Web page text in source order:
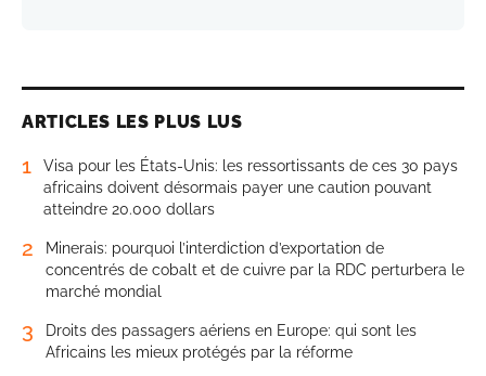
ARTICLES LES PLUS LUS
1
Visa pour les États-Unis: les ressortissants de ces 30 pays
africains doivent désormais payer une caution pouvant
atteindre 20.000 dollars
2
Minerais: pourquoi l’interdiction d’exportation de
concentrés de cobalt et de cuivre par la RDC perturbera le
marché mondial
3
Droits des passagers aériens en Europe: qui sont les
Africains les mieux protégés par la réforme